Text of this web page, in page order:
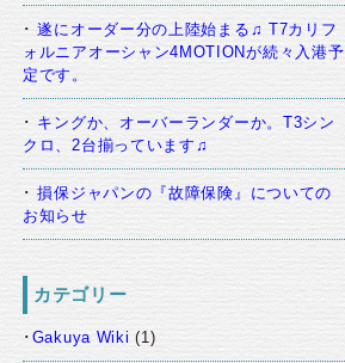
遂にオーダー分の上陸始まる♫ T7カリフ
ォルニアオーシャン4MOTIONが続々入港予
定です。
キングか、オーバーランダーか。T3シン
クロ、2台揃っています♫
損保ジャパンの『故障保険』についての
お知らせ
カテゴリー
Gakuya Wiki (1)